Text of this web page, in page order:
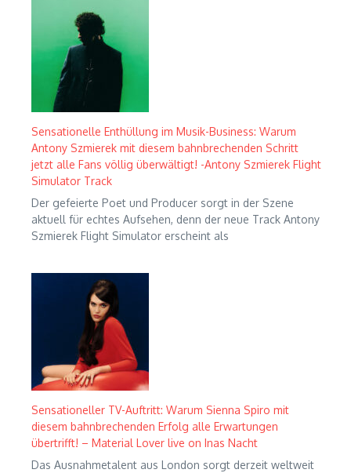
Sensationelle Enthüllung im Musik-Business: Warum
Antony Szmierek mit diesem bahnbrechenden Schritt
jetzt alle Fans völlig überwältigt! -Antony Szmierek Flight
Simulator Track
Der gefeierte Poet und Producer sorgt in der Szene
aktuell für echtes Aufsehen, denn der neue Track Antony
Szmierek Flight Simulator erscheint als
Sensationeller TV-Auftritt: Warum Sienna Spiro mit
diesem bahnbrechenden Erfolg alle Erwartungen
übertrifft! – Material Lover live on Inas Nacht
Das Ausnahmetalent aus London sorgt derzeit weltweit